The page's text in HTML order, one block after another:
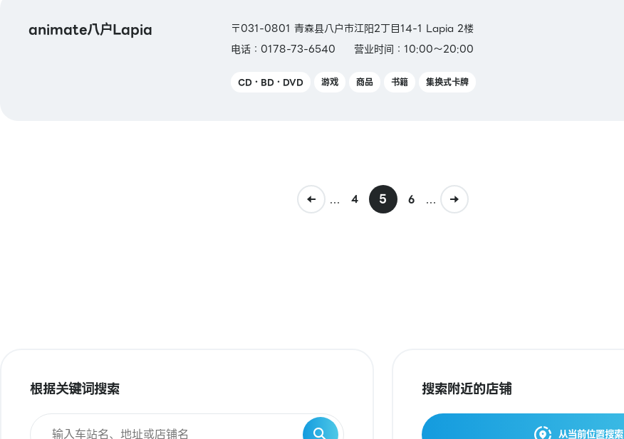
animate八户Lapia
〒031-0801 青森县八户市江阳2丁目14-1 Lapia 2楼
电话：0178-73-6540
营业时间：10:00～20:00
CD・BD・DVD 游戏 商品 书籍 集换式卡牌
... 4 5 6 ...
根据关键词搜索 搜索附近的店铺
从当前位置搜索